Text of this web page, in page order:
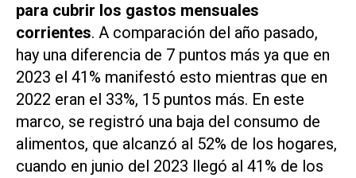
para cubrir los gastos mensuales
corrientes. A comparación del año pasado,
hay una diferencia de 7 puntos más ya que en
2023 el 41% manifestó esto mientras que en
2022 eran el 33%, 15 puntos más. En este
marco, se registró una baja del consumo de
alimentos, que alcanzó al 52% de los hogares,
cuando en junio del 2023 llegó al 41% de los